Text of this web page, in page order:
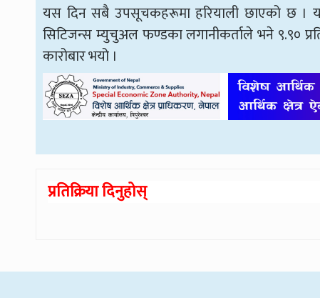
यस दिन सबै उपसूचकहरूमा हरियाली छाएको छ ।
सिटिजन्स म्युचुअल फण्डका लगानीकर्ताले भने ९.९०
कारोबार भयो ।
प्रतिक्रिया दिनुहोस्